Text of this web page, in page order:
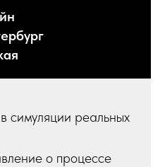
симуляции реальных
о процессе